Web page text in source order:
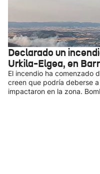
Declarado un
Urkila-Elgea, en
El incendio ha comenzado
creen que podría deberse
impactaron en la zona.